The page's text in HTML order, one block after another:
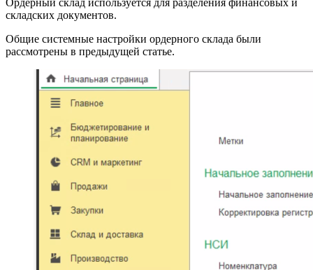
складских документов.
Общие системные настройки ордерного склада были
рассмотрены в предыдущей статье.